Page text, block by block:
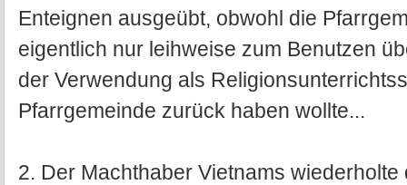
Enteignen ausgeübt, obwohl die
eigentlich nur leihweise zum Benutzen
der Verwendung als
Pfarrgemeinde zurück haben wollte...
2. Der Machthaber Vietnams